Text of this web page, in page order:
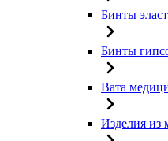
Бинты
Бинты
Вата
Изделия из